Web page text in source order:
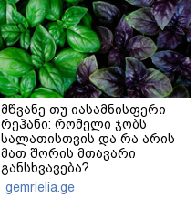
მწვანე თუ იასამნისფერი
რეჰანი: რომელი ჯობს
სალათისთვის და რა არის
მათ შორის მთავარი
განსხვავება?
gemrielia.ge